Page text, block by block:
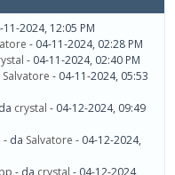
11-2024, 12:05 PM
- 04-11-2024, 02:28 PM
- 04-11-2024, 02:40 PM
Salvatore - 04-11-2024, 05:53
crystal - 04-12-2024, 09:49
- da Salvatore - 04-12-2024,